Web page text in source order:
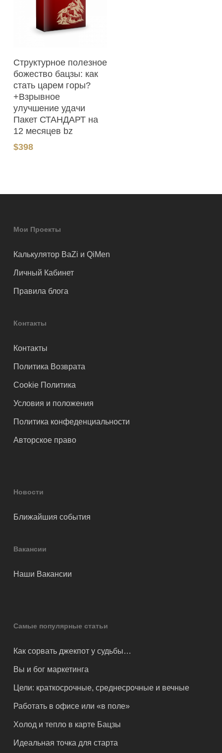
Структурное полезное
божество бацзы: как
стать царем горы?
+Взрывное
улучшение удачи
Пакет СТАНДАРТ на
12 месяцев bz
$398
Мои Проекты
Калькулятор BaZi и QiMen
Личный Кабинет
Правила блога
Контакты
Контакты
Политика Возврата
Cookie Политика
Условия и положения
Политика конфеденциальности
Авторское право
Новости
Ближайшия события
Вакансии
Наши Вакансии
Самые популярные статьи
Как сорвать джекпот у судьбы…
Вы и бог маркетинга
Цели: краткосрочные, среднесрочные и вечные
Работать в офисе или «в поле»
Холод и тепло в карте Бацзы
Идеальная точка для старта